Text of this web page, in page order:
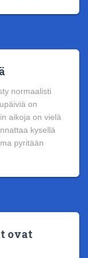
normaalisti
on
aikoja on vielä
kysellä
pyritään
ovat